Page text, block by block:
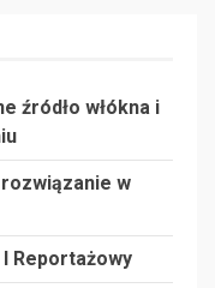
źródło włókna i
w
Reportażowy